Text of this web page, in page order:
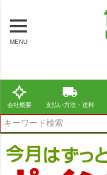
MENU
会社概要 支払い方法・送料